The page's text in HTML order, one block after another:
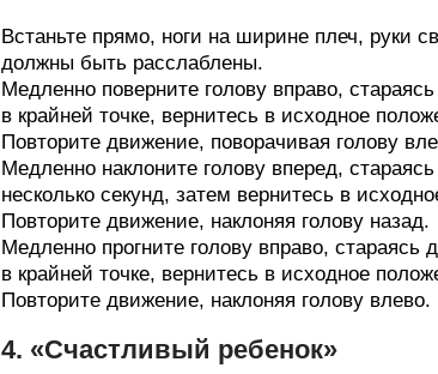
Встаньте прямо, ноги на ширине плеч, руки
должны быть расслаблены.
Медленно поверните голову вправо,
в крайней точке, вернитесь в исходное
Повторите движение, поворачивая голову
Медленно наклоните голову вперед,
несколько секунд, затем вернитесь в
Повторите движение, наклоняя голову назад.
Медленно прогните голову вправо,
в крайней точке, вернитесь в исходное
Повторите движение, наклоняя голову влево.
4. «Счастливый ребенок»